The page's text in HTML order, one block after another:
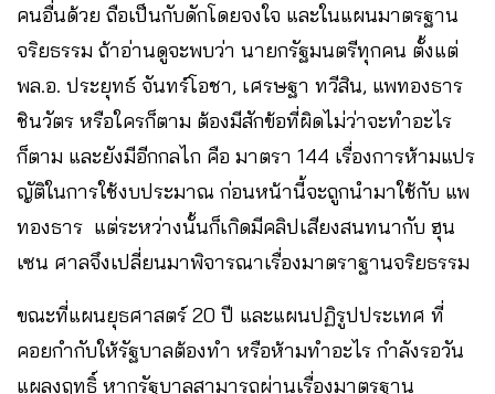
คนอื่นด้วย ถือเป็นกับดักโดยจงใจ และในแผนมาตรฐาน
จริยธรรม ถ้าอ่านดูจะพบว่า นายกรัฐมนตรีทุกคน ตั้งแต่
พล.อ. ประยุทธ์ จันทร์โอชา, เศรษฐา ทวีสิน, แพทองธาร
ชินวัตร หรือใครก็ตาม ต้องมีสักข้อที่ผิดไม่ว่าจะทำอะไร
ก็ตาม และยังมีอีกกลไก คือ มาตรา 144 เรื่องการห้ามแปร
ญัติในการใช้งบประมาณ ก่อนหน้านี้จะถูกนำมาใช้กับ แพ
ทองธาร แต่ระหว่างนั้นก็เกิดมีคลิปเสียงสนทนากับ ฮุน
เซน ศาลจึงเปลี่ยนมาพิจารณาเรื่องมาตราฐานจริยธรรม
ขณะที่แผนยุธศาสตร์ 20 ปี และแผนปฏิรูปประเทศ ที่
คอยกำกับให้รัฐบาลต้องทำ หรือห้ามทำอะไร กำลังรอวัน
แผลงฤทธิ์ หากรัฐบาลสามารถผ่านเรื่องมาตรฐาน